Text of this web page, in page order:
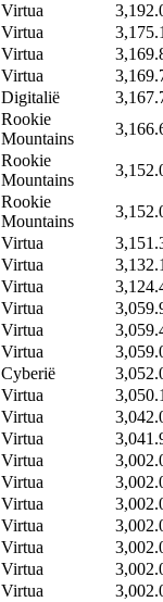
Virtua
Virtua
Virtua
Virtua
Digitalië
Rookie
Mountains
Rookie
Mountains
Rookie
Mountains
Virtua
Virtua
Virtua
Virtua
Virtua
Virtua
Cyberië
Virtua
Virtua
Virtua
Virtua
Virtua
Virtua
Virtua
Virtua
Virtua
Virtua